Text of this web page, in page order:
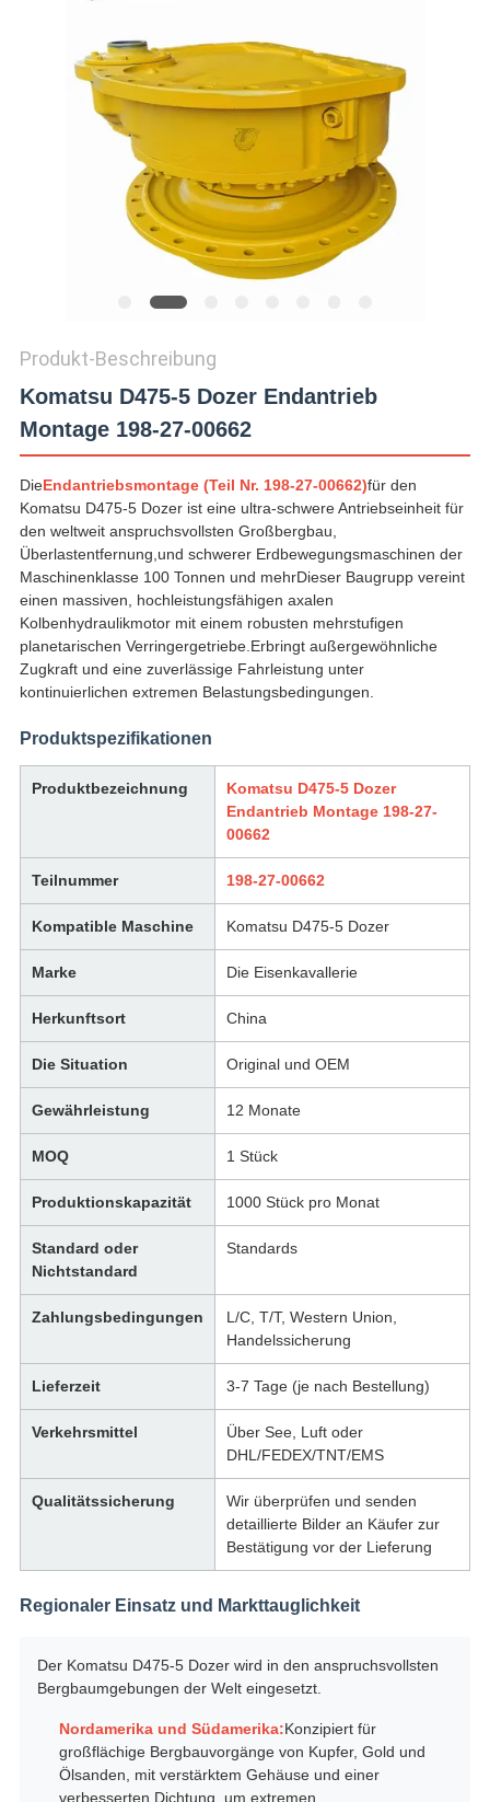
Produkt-Beschreibung
Komatsu D475-5 Dozer Endantrieb
Montage 198-27-00662
DieEndantriebsmontage (Teil Nr. 198-27-00662)für den
Komatsu D475-5 Dozer ist eine ultra-schwere Antriebseinheit für
den weltweit anspruchsvollsten Großbergbau,
Überlastentfernung,und schwerer Erdbewegungsmaschinen der
Maschinenklasse 100 Tonnen und mehrDieser Baugrupp vereint
einen massiven, hochleistungsfähigen axalen
Kolbenhydraulikmotor mit einem robusten mehrstufigen
planetarischen Verringergetriebe.Erbringt außergewöhnliche
Zugkraft und eine zuverlässige Fahrleistung unter
kontinuierlichen extremen Belastungsbedingungen.
Produktspezifikationen
Produktbezeichnung
Komatsu D475-5 Dozer
Endantrieb Montage 198-27-
00662
Teilnummer 198-27-00662
Kompatible Maschine Komatsu D475-5 Dozer
Marke Die Eisenkavallerie
Herkunftsort China
Die Situation Original und OEM
Gewährleistung 12 Monate
MOQ 1 Stück
Produktionskapazität 1000 Stück pro Monat
Standard oder
Nichtstandard
Standards
Zahlungsbedingungen
L/C, T/T, Western Union,
Handelssicherung
Lieferzeit 3-7 Tage (je nach Bestellung)
Verkehrsmittel
Über See, Luft oder
DHL/FEDEX/TNT/EMS
Qualitätssicherung
Wir überprüfen und senden
detaillierte Bilder an Käufer zur
Bestätigung vor der Lieferung
Regionaler Einsatz und Markttauglichkeit
Der Komatsu D475-5 Dozer wird in den anspruchsvollsten
Bergbaumgebungen der Welt eingesetzt.
Nordamerika und Südamerika:Konzipiert für
großflächige Bergbauvorgänge von Kupfer, Gold und
Ölsanden, mit verstärktem Gehäuse und einer
verbesserten Dichtung, um extremen